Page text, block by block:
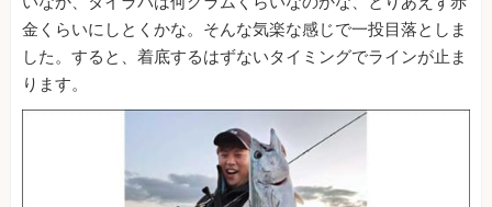
金くらいにしとくかな。そんな気楽な感じで一投目落としま
した。すると、着底するはずないタイミングでラインが止ま
ります。